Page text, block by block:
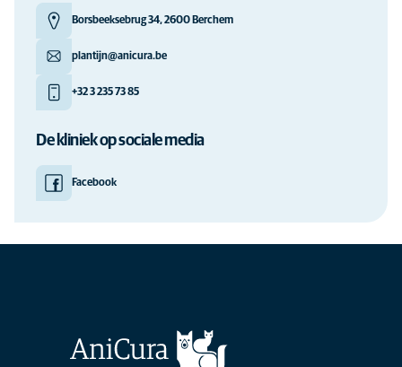
Borsbeeksebrug 34, 2600 Berchem
plantijn@anicura.be
+32 3 235 73 85
De kliniek op sociale media
Facebook